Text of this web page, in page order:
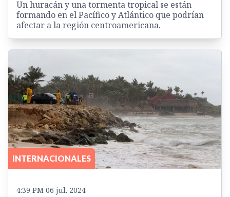
Un huracán y una tormenta tropical se están
formando en el Pacífico y Atlántico que podrían
afectar a la región centroamericana.
INTERNACIONALES
4:39 PM 06 jul. 2024